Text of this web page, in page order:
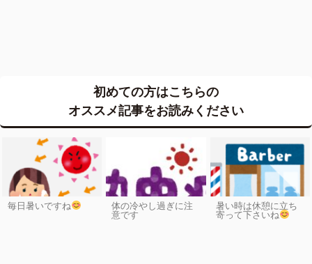
初めての方はこちらの
オススメ記事をお読みください
毎日暑いですね 体の冷やし過ぎに注
意です
暑い時は休憩に立ち
寄って下さいね